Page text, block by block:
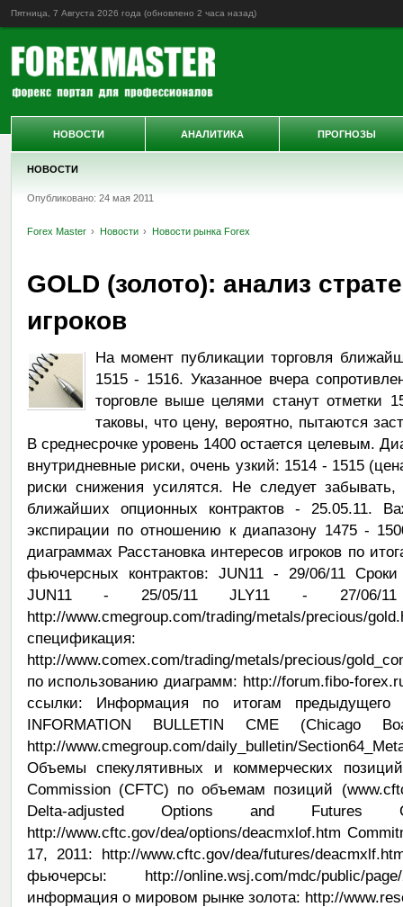
Пятница, 7 Августа 2026 года (обновлено 2 часа назад)
НОВОСТИ
Опубликовано: 24 мая 2011
Forex Master Новости Новости рынка Forex
GOLD (золото): анализ
игроков
На момент публикации торговля
1515 - 1516. Указанное вчера
торговле выше целями станут отметки
таковы, что цену, вероятно, пытаются
В среднесрочке уровень 1400 остается целевым.
внутридневные риски, очень узкий: 1514 - 1515
риски снижения усилятся. Не следует
ближайших опционных контрактов - 25.05.11.
экспирации по отношению к диапазону 1475 -
диаграммах Расстановка интересов игроков по
фьючерсных контрактов: JUN11 - 29/06/11 Сроки
JUN11 - 25/05/11 JLY11 - 27/06/11
http://www.cmegroup.com/trading/metals/
спецификация:
http://www.comex.com/trading/metals/precious/
по использованию диаграмм: http://forum.fibo-
ссылки: Информация по итогам предыдущего
INFORMATION BULLETIN CME (Chicago
http://www.cmegroup.com/daily_bulletin/
Объемы спекулятивных и коммерческих
Commission (CFTC) по объемам позиций
Delta-adjusted Options and
http://www.cftc.gov/dea/options/deacmxlof.htm
17, 2011: http://www.cftc.gov/dea/futures/
фьючерсы: http://online.wsj.com/mdc/public/
информация о мировом рынке золота: http://
НОВОСТИ АНАЛИТИКА ПРОГНОЗЫ